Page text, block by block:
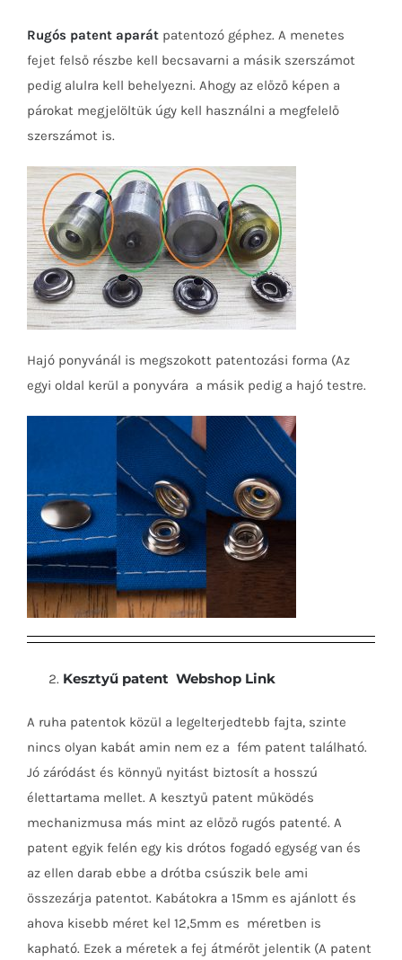
Rugós patent aparátpatentozó géphez. A menetes
fejet felső részbe kell becsavarni a másik szerszámot
pedig alulra kell behelyezni. Ahogy az előző képen a
párokat megjelöltük úgy kell használni a megfelelő
szerszámot is.
Hajó ponyvánál is megszokott patentozási forma (Az
egyi oldal kerül a ponyvára a másik pedig a hajó testre.
Kesztyű patent Webshop Link
A ruha patentok közül a legelterjedtebb fajta, szinte
nincs olyan kabát amin nem ez a fém patent található.
Jó záródást és könnyű nyitást biztosít a hosszú
élettartama mellet. A kesztyű patent működés
mechanizmusa más mint az előző rugós patenté. A
patent egyik felén egy kis drótos fogadó egység van és
az ellen darab ebbe a drótba csúszik bele ami
összezárja patentot. Kabátokra a 15mm es ajánlott és
ahova kisebb méret kel 12,5mm es méretben is
kapható. Ezek a méretek a fej átmérőt jelentik (A patent